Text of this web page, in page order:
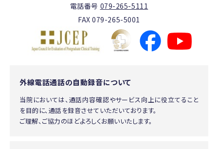
電話番号 079-265-5111
FAX 079-265-5001
外線電話通話の自動録音について
当院においては、通話内容確認やサービス向上に役立てること
を目的に、通話を録音させていただいております。
ご理解、ご協力のほどよろしくお願いいたします。